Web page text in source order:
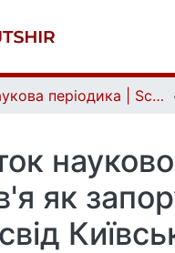
Наукова періодика | Scientific periodicals
як